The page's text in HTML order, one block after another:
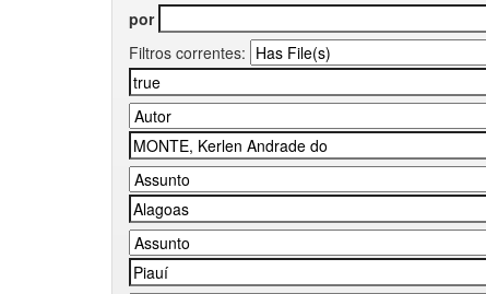
por
Filtros correntes: